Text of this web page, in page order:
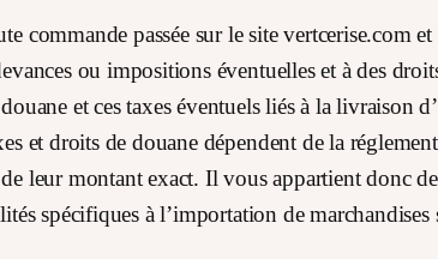
commande passée sur le site vertcerise.com
ou impositions éventuelles et à des
et ces taxes éventuels liés à la livraison
et droits de douane dépendent de la
leur montant exact. Il vous appartient donc
spécifiques à l’importation de